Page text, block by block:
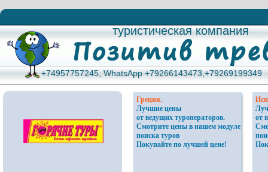
туристическая компания
туристическая компания
+74957757245, WhatsApp +79266143473,+79269199349
+74957757245, WhatsApp +79266143473,+79269199349
Греция.
Лучшие цены
от ведущих туроператоров.
Смотрите цены в нашем модуле
поиска туров
Покупайте по лучшей цене!
от